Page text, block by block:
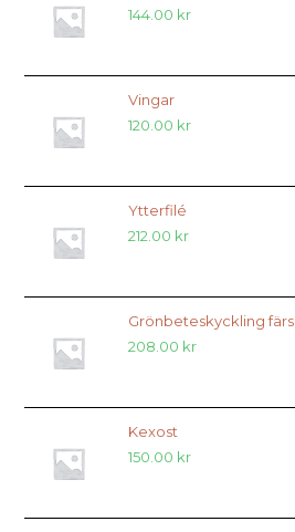
144.00 kr
Vingar
120.00 kr
Ytterfilé
212.00 kr
Grönbeteskyckling färs
208.00 kr
Kexost
150.00 kr